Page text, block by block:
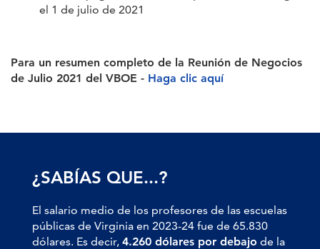
el 1 de julio de 2021
Para un resumen completo de la Reunión de Negocios
de Julio 2021 del VBOE - Haga clic aquí
¿SABÍAS QUE...?
El salario medio de los profesores de las escuelas
públicas de Virginia en 2023-24 fue de 65.830
dólares. Es decir, 4.260 dólares por debajo de la